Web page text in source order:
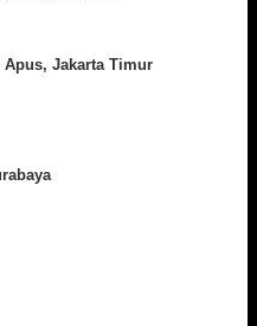
Jakarta Timur